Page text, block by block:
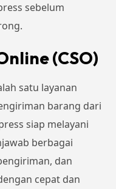
sebelum
(CSO)
satu layanan
barang dari
siap melayani
berbagai
dan
cepat dan